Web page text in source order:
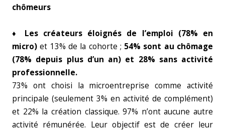
chômeurs
♦ Les créateurs éloignés de l’emploi (78% en
micro) et 13% de la cohorte ; 54% sont au chômage
(78% depuis plus d’un an) et 28% sans activité
professionnelle.
73% ont choisi la microentreprise comme activité
principale (seulement 3% en activité de complément)
et 22% la création classique. 97% n’ont aucune autre
activité rémunérée. Leur objectif est de créer leur